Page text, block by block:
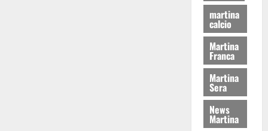
martina
calcio
Martina
Franca
Martina
Sera
News
Martina